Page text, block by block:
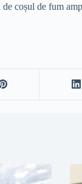
coșul de fum